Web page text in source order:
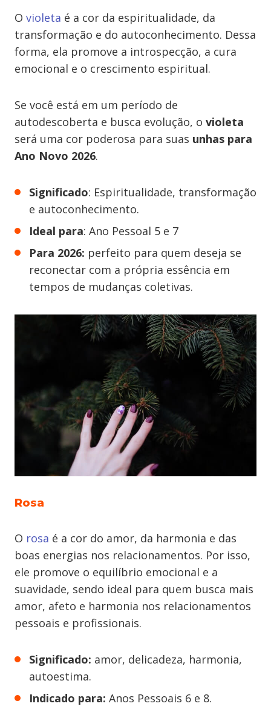
O violeta é a cor da espiritualidade, da
transformação e do autoconhecimento. Dessa
forma, ela promove a introspecção, a cura
emocional e o crescimento espiritual.
Se você está em um período de
autodescoberta e busca evolução, o violeta
será uma cor poderosa para suas unhas para
Ano Novo 2026.
Significado: Espiritualidade, transformação
e autoconhecimento.
Ideal para: Ano Pessoal 5 e 7
Para 2026: perfeito para quem deseja se
reconectar com a própria essência em
tempos de mudanças coletivas.
Rosa
O rosa é a cor do amor, da harmonia e das
boas energias nos relacionamentos. Por isso,
ele promove o equilíbrio emocional e a
suavidade, sendo ideal para quem busca mais
amor, afeto e harmonia nos relacionamentos
pessoais e profissionais.
Significado: amor, delicadeza, harmonia,
autoestima.
Indicado para: Anos Pessoais 6 e 8.